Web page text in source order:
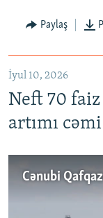
Paylaş
İyul 10, 2026
Neft 70
artımı